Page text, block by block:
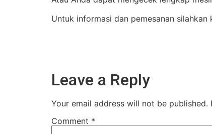
Untuk informasi dan pemesanan silahkan
Leave a Reply
Your email address will not be published.
Comment *